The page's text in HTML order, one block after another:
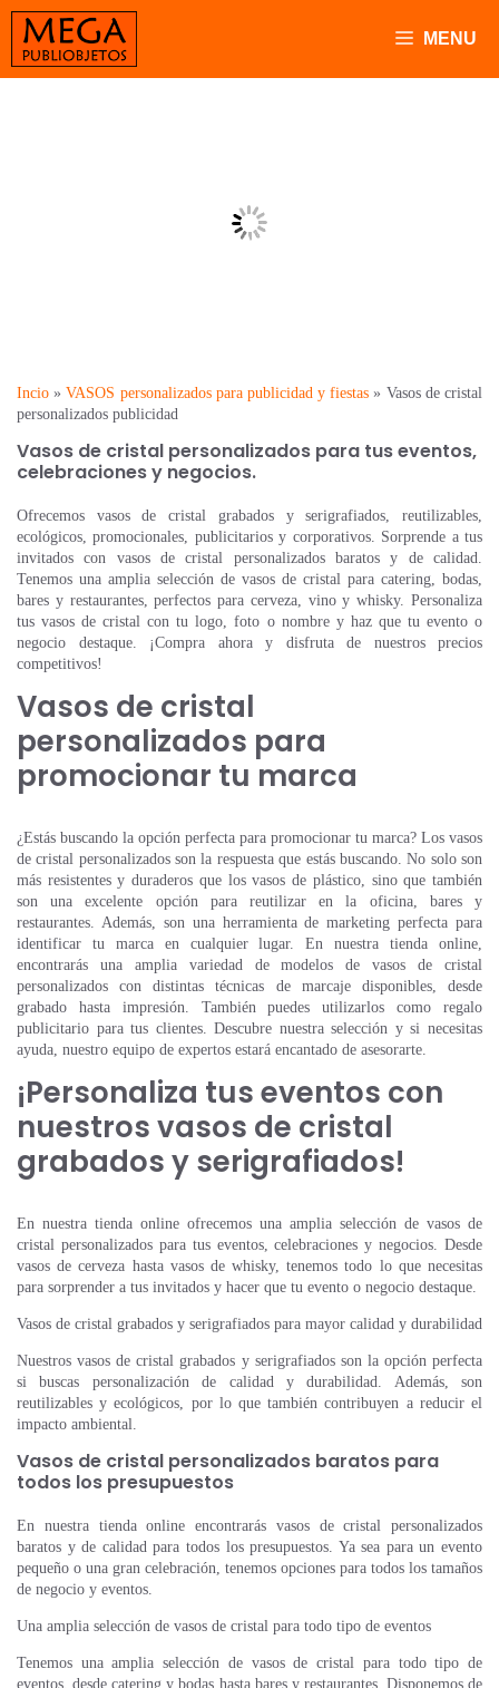
Saltar
contenido
MENU
cristal y vasos de
Incio »VASOS personalizados para publicidad y fiestas » Vasos de cristal
personalizados publicidad
Vasos de cristal personalizados para tus eventos,
celebraciones y negocios.
Ofrecemos vasos de cristal grabados y serigrafiados, reutilizables,
ecológicos, promocionales, publicitarios y corporativos. Sorprende a tus
invitados con vasos de cristal personalizados baratos y de calidad.
Tenemos una amplia selección de vasos de cristal para catering, bodas,
bares y restaurantes, perfectos para cerveza, vino y whisky. Personaliza
tus vasos de cristal con tu logo, foto o nombre y haz que tu evento o
negocio destaque. ¡Compra ahora y disfruta de nuestros precios
competitivos!
Vasos de cristal
personalizados para
promocionar tu marca
¿Estás buscando la opción perfecta para promocionar tu marca? Los vasos
de cristal personalizados son la respuesta que estás buscando. No solo son
más resistentes y duraderos que los vasos de plástico, sino que también
son una excelente opción para reutilizar en la oficina, bares y
restaurantes. Además, son una herramienta de marketing perfecta para
identificar tu marca en cualquier lugar. En nuestra tienda online,
encontrarás una amplia variedad de modelos de vasos de cristal
personalizados con distintas técnicas de marcaje disponibles, desde
grabado hasta impresión. También puedes utilizarlos como regalo
publicitario para tus clientes. Descubre nuestra selección y si necesitas
ayuda, nuestro equipo de expertos estará encantado de asesorarte.
¡Personaliza tus eventos con
nuestros vasos de cristal
grabados y serigrafiados!
En nuestra tienda online ofrecemos una amplia selección de vasos de
cristal personalizados para tus eventos, celebraciones y negocios. Desde
vasos de cerveza hasta vasos de whisky, tenemos todo lo que necesitas
para sorprender a tus invitados y hacer que tu evento o negocio destaque.
Vasos de cristal grabados y serigrafiados para mayor calidad y durabilidad
Nuestros vasos de cristal grabados y serigrafiados son la opción perfecta
si buscas personalización de calidad y durabilidad. Además, son
reutilizables y ecológicos, por lo que también contribuyen a reducir el
impacto ambiental.
Vasos de cristal personalizados baratos para
todos los presupuestos
En nuestra tienda online encontrarás vasos de cristal personalizados
baratos y de calidad para todos los presupuestos. Ya sea para un evento
pequeño o una gran celebración, tenemos opciones para todos los tamaños
de negocio y eventos.
Una amplia selección de vasos de cristal para todo tipo de eventos
Tenemos una amplia selección de vasos de cristal para todo tipo de
eventos, desde catering y bodas hasta bares y restaurantes. Disponemos de